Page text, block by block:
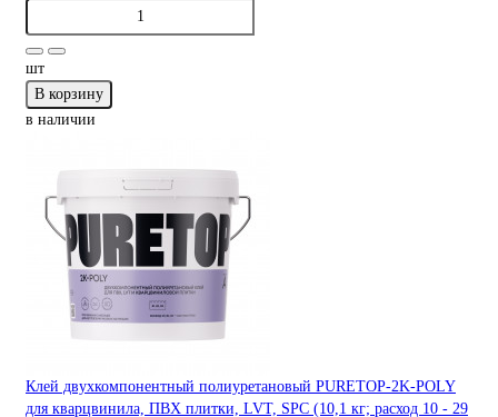
шт
В корзину
в наличии
Клей двухкомпонентный полиуретановый PURETOP-2K-POLY
для кварцвинила, ПВХ плитки, LVT, SPC (10,1 кг; расход 10 - 29